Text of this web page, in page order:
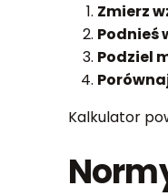
Zmierz
Podnieś
Podziel
Kalkulator